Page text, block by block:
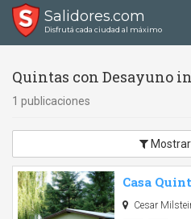
Salidores.com
Disfrutá cada ciudad al máximo
Quintas con Desayuno
1 publicaciones
Casa
Cesar